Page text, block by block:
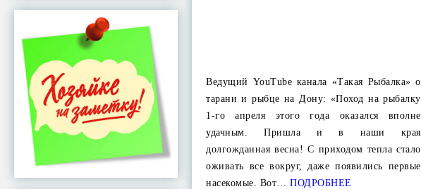
Ведущий YouTube канала «Такая Рыбалка» о
тарани и рыбце на Дону: «Поход на рыбалку
1-го апреля этого года оказался вполне
удачным. Пришла и в наши края
долгожданная весна! С приходом тепла стало
оживать все вокруг, даже появились первые
насекомые. Вот… ПОДРОБНЕЕ